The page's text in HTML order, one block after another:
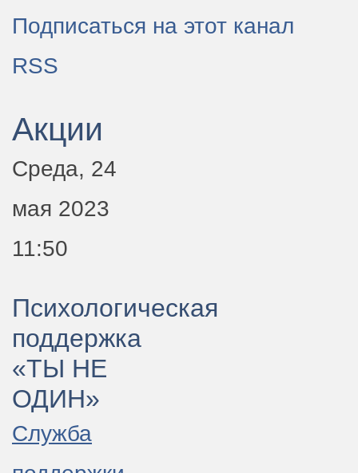
Подписаться на этот канал
RSS
Акции
Среда, 24
мая 2023
11:50
Психологическая
поддержка
«ТЫ НЕ
ОДИН»
Служба